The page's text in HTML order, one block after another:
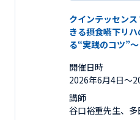
クインテッセン
きる摂食嚥下リ
る“実践のコツ”～
開催日時
2026年6月4日〜
講師
谷口裕重先生、